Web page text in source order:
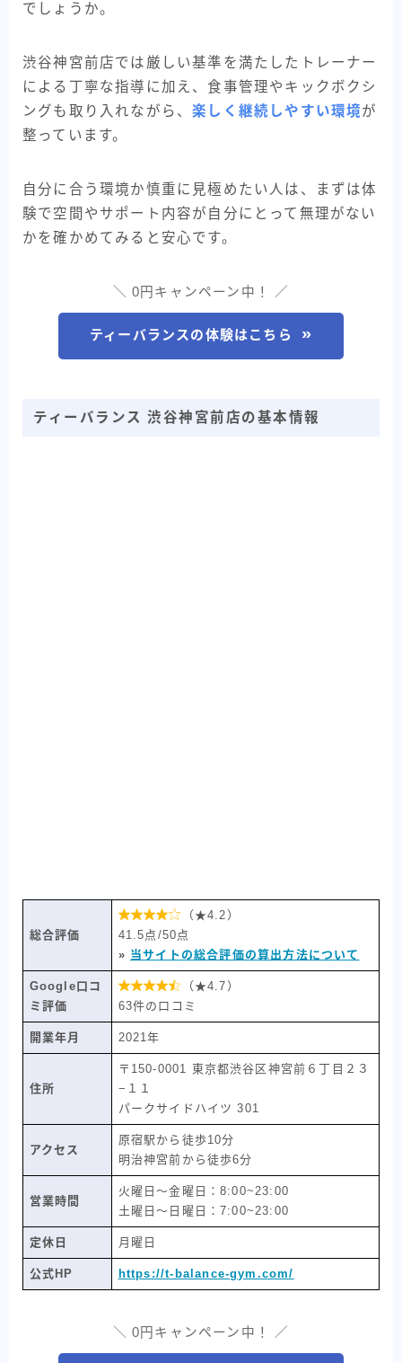
でしょうか。
渋谷神宮前店では厳しい基準を満たしたトレーナー
による丁寧な指導に加え、食事管理やキックボクシ
ングも取り入れながら、楽しく継続しやすい環境が
整っています。
自分に合う環境か慎重に見極めたい人は、まずは体
験で空間やサポート内容が自分にとって無理がない
かを確かめてみると安心です。
＼ 0円キャンペーン中！ ／
ティーバランスの体験はこちら
ティーバランス 渋谷神宮前店の基本情報
総合評価

（★4.2）
41.5点/50点
» 当サイトの総合評価の算出方法について
Google口コ
ミ評価

（★4.7）
63件の口コミ
開業年月 2021年
住所
〒150-0001 東京都渋谷区神宮前６丁目２３
−１１
パークサイドハイツ 301
アクセス
原宿駅から徒歩10分
明治神宮前から徒歩6分
営業時間
火曜日〜金曜日：8:00~23:00
土曜日〜日曜日：7:00~23:00
定休日 月曜日
公式HP https://t-balance-gym.com/
＼ 0円キャンペーン中！ ／
BEYOND
無料カウンセリングを申し込む